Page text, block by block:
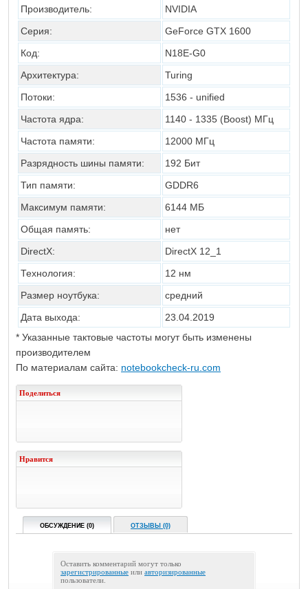
Производитель:
NVIDIA
Серия:
GeForce GTX 1600
Код:
N18E-G0
Архитектура:
Turing
Потоки:
1536 - unified
Частота ядра:
1140 - 1335 (Boost) МГц
Частота памяти:
12000 МГц
Разрядность шины памяти:
192 Бит
Тип памяти:
GDDR6
Максимум памяти:
6144 МБ
Общая память:
нет
DirectX:
DirectX 12_1
Технология:
12 нм
Размер ноутбука:
средний
Дата выхода:
23.04.2019
* Указанные тактовые частоты могут быть изменены
производителем
По материалам сайта: notebookcheck-ru.com
Поделиться
Нравится
ОБСУЖДЕНИЕ (0) ОТЗЫВЫ (0)
Оставить комментарий могут только
зарегистрированные или авторизированные
пользователи.